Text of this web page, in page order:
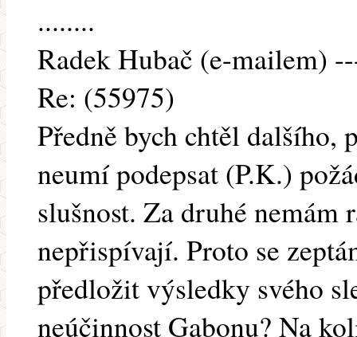
........
Radek Hubač (e-mailem)
Re: (55975)
Předně bych chtěl dalšího,
neumí podepsat (P.K.)
slušnost. Za druhé
nepřispívají. Proto se
předložit výsledky svého
neúčinnost Gabonu? Na